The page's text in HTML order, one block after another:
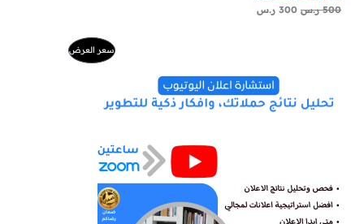
500 ر.س 300 ر.س
سعر العرضمنتج
229 ر.س.